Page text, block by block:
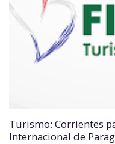
Turismo: Corrientes
Internacional de